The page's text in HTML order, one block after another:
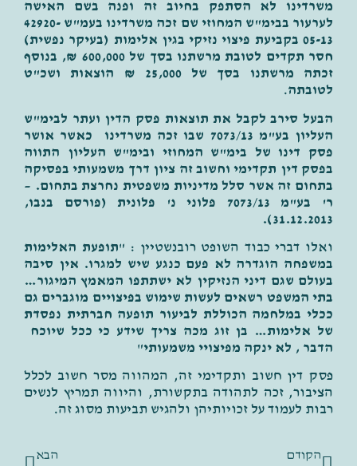
משרדינו לא הסתפק בחיוב זה ופנה בשם האישה
לערעור בבימ"ש המחוזי שם זכה משרדינו
בעמ"ש 42920-
05-13 בקביעת פיצוי נזיקי בגין אלימות (בעיקר נפשית)
חסר תקדים לטובת מרשתנו בסך של 600,000 ₪, בנוסף
זכתה מרשתנו בסך של 25,000 ₪ הוצאות ושכ"ט
לטובתה.
הבעל סירב לקבל את תוצאות פסק הדין ועתר לבימ"ש
העליון בע"מ 7073/13 שבו זכה משרדינו כאשר אושר
פסק דינו של בימ"ש המחוזי ובימ"ש העליון התווה
בפסק דין תקדימי וחשוב זה ציון דרך משמעותי בפסיקה
בתחום זה אשר סלל מדיניות משפטית נחרצת בתחום. –
ר' בע"מ 7073/13 פלוני נ' פלונית (פורסם בנבו,
31.12.2013).
ואלו דברי כבוד השופט רובנשטיין : "תופעת האלימות
במשפחה הוגדרה לא פעם כנגע שיש למגרו. אין סיבה
בעולם שגם דיני הנזיקין לא ישתתפו המאמץ המיגור…
בתי המשפט רשאים לעשות שימוש בפיצויים מוגברים גם
ככלי במלחמה הכוללת לביעור תופעה חברתית נפסדת
של אלימות… בן זוג מכה צריך שידע כי ככל שיוכח
הדבר , לא ינקה מפיצויי משמעותי"
פסק דין חשוב ותקדימי זה, המהווה מסר חשוב לכלל
הציבור, זכה לתהודה בתקשורת, והיווה תמריץ לנשים
רבות לעמוד על זכויותיהן ולהגיש תביעות מסוג זה.
הקודם
הבא